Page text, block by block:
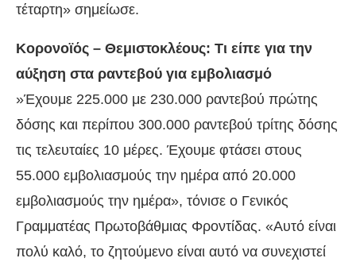
τέταρτη» σημείωσε.
Κορονοϊός – Θεμιστοκλέους: Τι είπε για την
αύξηση στα ραντεβού για εμβολιασμό
»Έχουμε 225.000 με 230.000 ραντεβού πρώτης
δόσης και περίπου 300.000 ραντεβού τρίτης δόσης
τις τελευταίες 10 μέρες. Έχουμε φτάσει στους
55.000 εμβολιασμούς την ημέρα από 20.000
εμβολιασμούς την ημέρα», τόνισε ο Γενικός
Γραμματέας Πρωτοβάθμιας Φροντίδας. «Αυτό είναι
πολύ καλό, το ζητούμενο είναι αυτό να συνεχιστεί